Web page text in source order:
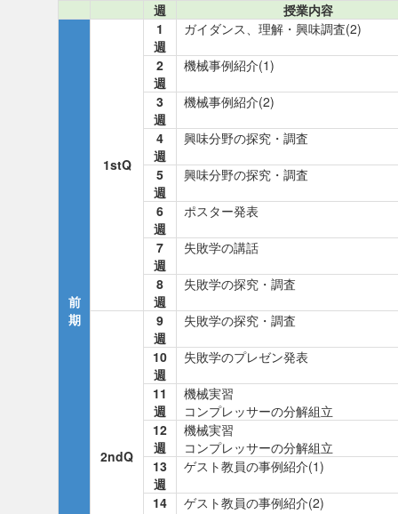
週 授業内容
前
期
1stQ
1
週
ガイダンス、理解・興味調査(2)
2
週
機械事例紹介(1)
3
週
機械事例紹介(2)
4
週
興味分野の探究・調査
5
週
興味分野の探究・調査
6
週
ポスター発表
7
週
失敗学の講話
8
週
失敗学の探究・調査
2ndQ
9
週
失敗学の探究・調査
10
週
失敗学のプレゼン発表
11
週
機械実習
コンプレッサーの分解組立
12
週
機械実習
コンプレッサーの分解組立
13
週
ゲスト教員の事例紹介(1)
14
ゲスト教員の事例紹介(2)